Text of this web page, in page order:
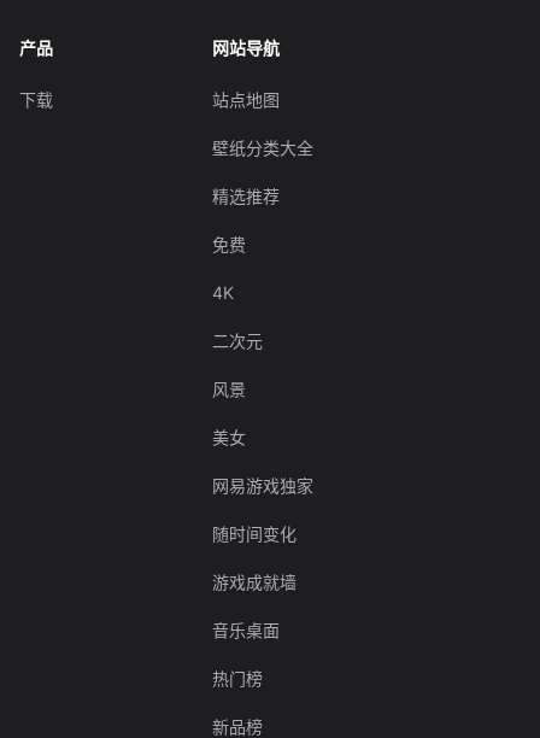
产品
下载
网站导航
站点地图
壁纸分类大全
精选推荐
免费
4K
二次元
风景
美女
网易游戏独家
随时间变化
游戏成就墙
音乐桌面
热门榜
新品榜